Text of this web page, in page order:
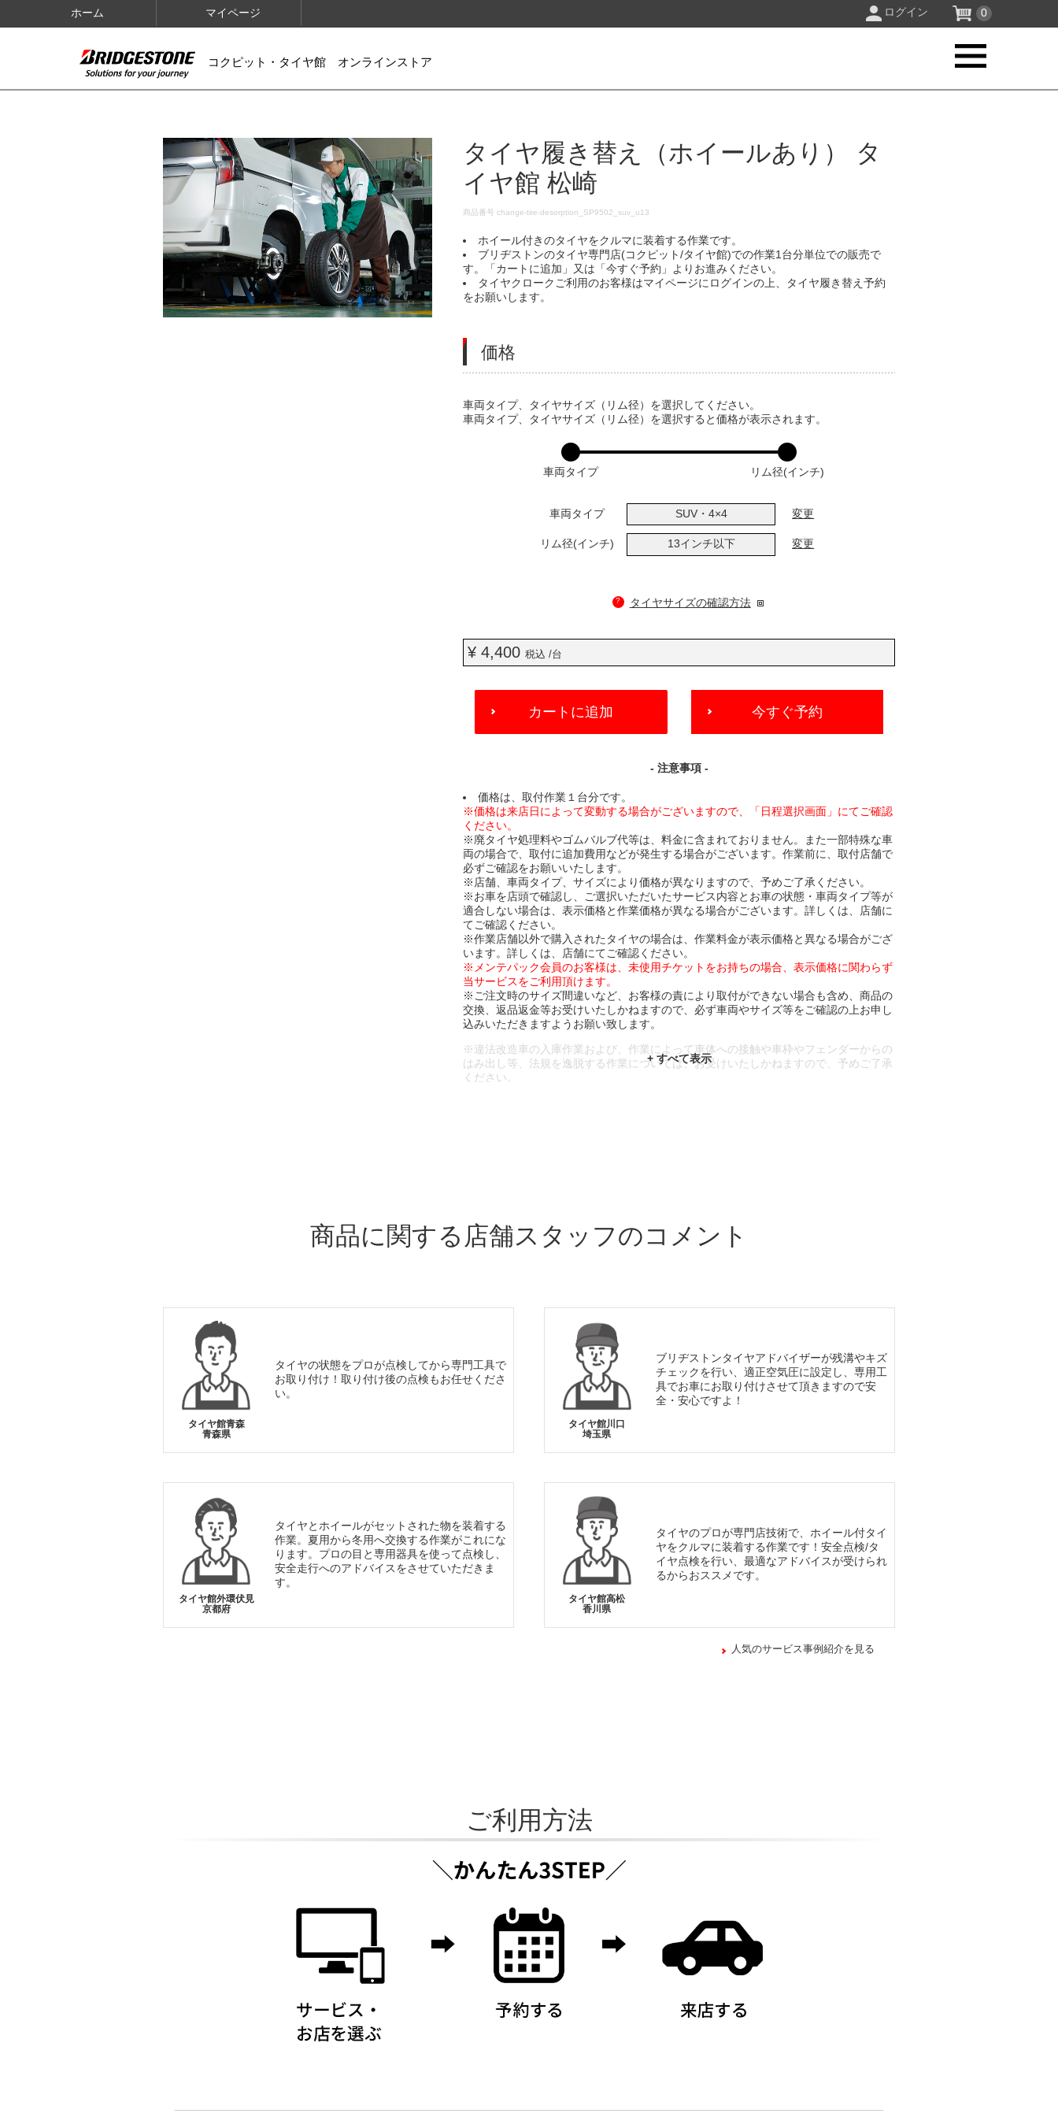
ホーム マイページ ログイン 0
コクピット・タイヤ館 オンラインストア
IMAGES
タイヤ履き替え（ホイールあり） タ
イヤ館 松崎
DETAILS
商品番号change-tire-desorption_SP9502_suv_u13
ホイール付きのタイヤをクルマに装着する作業です。
ブリヂストンのタイヤ専門店(コクピット/タイヤ館)での作業1台分単位での販売で
す。「カートに追加」又は「今すぐ予約」よりお進みください。
タイヤクロークご利用のお客様はマイページにログインの上、タイヤ履き替え予約
をお願いします。
価格
VARIATIONS
車両タイプ、タイヤサイズ（リム径）を選択してください。
車両タイプ、タイヤサイズ（リム径）を選択すると価格が表示されます。
車両タイプ リム径(インチ)
車両タイプ SUV・4×4 変更
リム径(インチ) 13インチ以下 変更
? タイヤサイズの確認方法
¥ 4,400税込 /台
ADD
CART
カートに追加 今すぐ予約
- 注意事項 -
価格は、取付作業１台分です。
※価格は来店日によって変動する場合がございますので、「日程選択画面」にてご確認
ください。
※廃タイヤ処理料やゴムバルブ代等は、料金に含まれておりません。また一部特殊な車
両の場合で、取付に追加費用などが発生する場合がございます。作業前に、取付店舗で
必ずご確認をお願いいたします。
※店舗、車両タイプ、サイズにより価格が異なりますので、予めご了承ください。
※お車を店頭で確認し、ご選択いただいたサービス内容とお車の状態・車両タイプ等が
適合しない場合は、表示価格と作業価格が異なる場合がございます。詳しくは、店舗に
てご確認ください。
※作業店舗以外で購入されたタイヤの場合は、作業料金が表示価格と異なる場合がござ
います。詳しくは、店舗にてご確認ください。
※メンテパック会員のお客様は、未使用チケットをお持ちの場合、表示価格に関わらず
当サービスをご利用頂けます。
※ご注文時のサイズ間違いなど、お客様の責により取付ができない場合も含め、商品の
交換、返品返金等お受けいたしかねますので、必ず車両やサイズ等をご確認の上お申し
込みいただきますようお願い致します。
※違法改造車の入庫作業および、作業によって車体への接触や車枠やフェンダーからの
はみ出し等、法規を逸脱する作業については、お受けいたしかねますので、予めご了承
ください。
商品に関する店舗スタッフのコメント
タイヤ館青森
青森県
タイヤの状態をプロが点検してから専門工具で
お取り付け！取り付け後の点検もお任せくださ
い。
タイヤ館川口
埼玉県
ブリヂストンタイヤアドバイザーが残溝やキズ
チェックを行い、適正空気圧に設定し、専用工
具でお車にお取り付けさせて頂きますので安
全・安心ですよ！
タイヤ館外環伏見
京都府
タイヤとホイールがセットされた物を装着する
作業。夏用から冬用へ交換する作業がこれにな
ります。プロの目と専用器具を使って点検し、
安全走行へのアドバイスをさせていただきま
す。
タイヤ館高松
香川県
タイヤのプロが専門店技術で、ホイール付タイ
ヤをクルマに装着する作業です！安全点検/タ
イヤ点検を行い、最適なアドバイスが受けられ
るからおススメです。
人気のサービス事例紹介を見る
ご利用方法